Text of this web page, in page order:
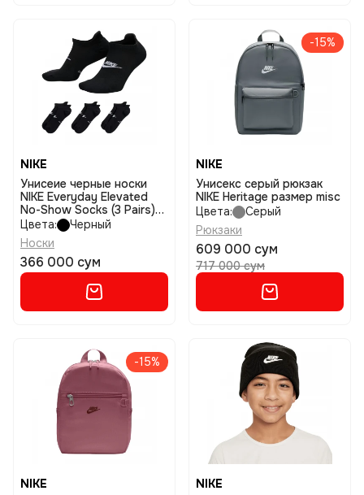
NIKE
Унисеие черные носки
NIKE Everyday Elevated
No-Show Socks (3 Pairs)
размер l
Цвета:
Черный
Носки
366 000 сум
-15%
NIKE
Унисекс серый рюкзак
NIKE Heritage размер misc
Цвета:
Серый
Рюкзаки
609 000 сум
717 000 сум
-15%
NIKE
NIKE